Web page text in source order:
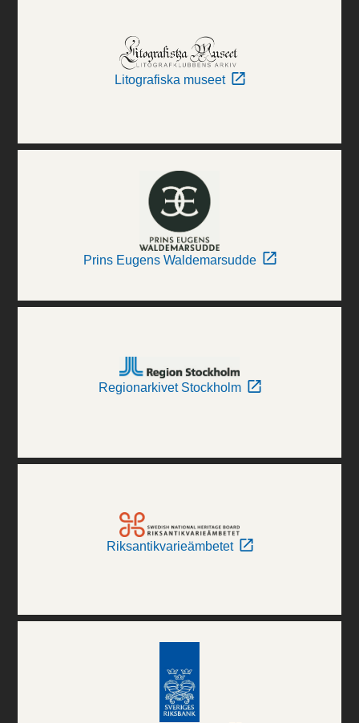
Litografiska museet
Prins Eugens Waldemarsudde
Regionarkivet Stockholm
Riksantikvarieämbetet